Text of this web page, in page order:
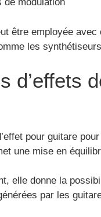
être employée avec
les
d’effets
pour guitare
une mise en
elle donne la
par les